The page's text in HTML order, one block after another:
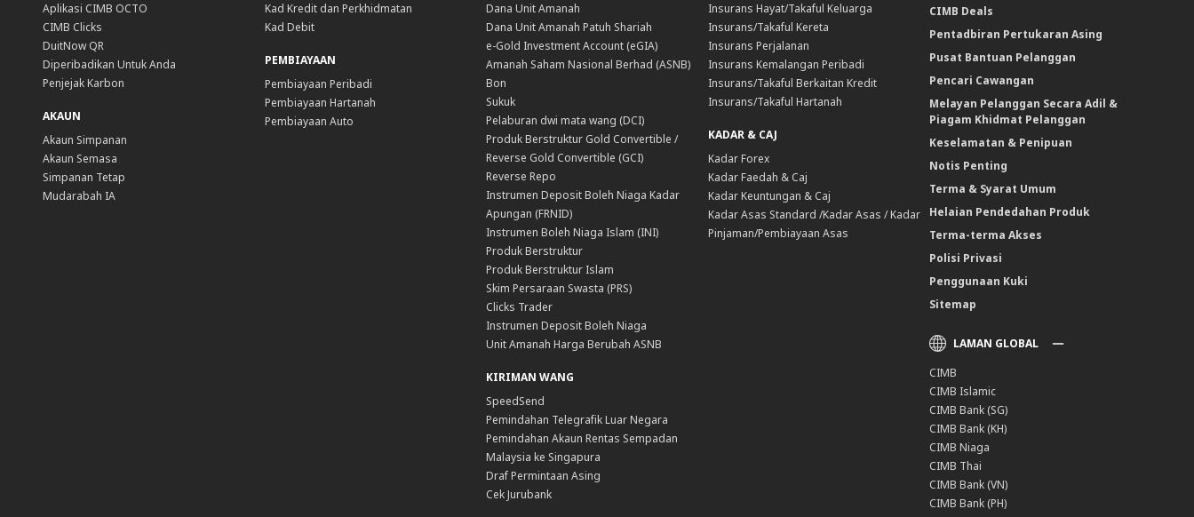
Aplikasi CIMB OCTO
CIMB Clicks
DuitNow QR
Diperibadikan Untuk Anda
Penjejak Karbon
AKAUN
Akaun Simpanan
Akaun Semasa
Simpanan Tetap
Mudarabah IA
Kad Kredit dan Perkhidmatan
Kad Debit
PEMBIAYAAN
Pembiayaan Peribadi
Pembiayaan Hartanah
Pembiayaan Auto
Dana Unit Amanah
Dana Unit Amanah Patuh Shariah
e-Gold Investment Account (eGIA)
Amanah Saham Nasional Berhad (ASNB)
Bon
Sukuk
Pelaburan dwi mata wang (DCI)
Produk Berstruktur Gold Convertible /
Reverse Gold Convertible (GCI)
Reverse Repo
Instrumen Deposit Boleh Niaga Kadar
Apungan (FRNID)
Instrumen Boleh Niaga Islam (INI)
Produk Berstruktur
Produk Berstruktur Islam
Skim Persaraan Swasta (PRS)
Clicks Trader
Instrumen Deposit Boleh Niaga
Unit Amanah Harga Berubah ASNB
KIRIMAN WANG
SpeedSend
Pemindahan Telegrafik Luar Negara
Pemindahan Akaun Rentas Sempadan
Malaysia ke Singapura
Draf Permintaan Asing
Cek Jurubank
Insurans Hayat/Takaful Keluarga
Insurans/Takaful Kereta
Insurans Perjalanan
Insurans Kemalangan Peribadi
Insurans/Takaful Berkaitan Kredit
Insurans/Takaful Hartanah
KADAR & CAJ
Kadar Forex
Kadar Faedah & Caj
Kadar Keuntungan & Caj
Kadar Asas Standard /Kadar Asas / Kadar
Pinjaman/Pembiayaan Asas
CIMB Deals
Pentadbiran Pertukaran Asing
Pusat Bantuan Pelanggan
Pencari Cawangan
Melayan Pelanggan Secara Adil &
Piagam Khidmat Pelanggan
Keselamatan & Penipuan
Notis Penting
Terma & Syarat Umum
Helaian Pendedahan Produk
Terma-terma Akses
Polisi Privasi
Penggunaan Kuki
Sitemap
LAMAN GLOBAL
CIMB
CIMB Islamic
CIMB Bank (SG)
CIMB Bank (KH)
CIMB Niaga
CIMB Thai
CIMB Bank (VN)
CIMB Bank (PH)